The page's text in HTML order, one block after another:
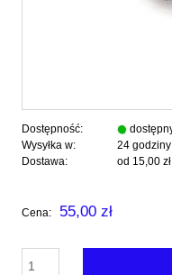
Dostępność:
Wysyłka w:
24 godziny
Dostawa:
od 15,00 zł
Cena nie zawiera
Cena: 55,00 zł